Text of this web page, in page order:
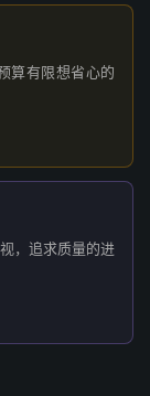
算有限想省心的
，追求质量的进